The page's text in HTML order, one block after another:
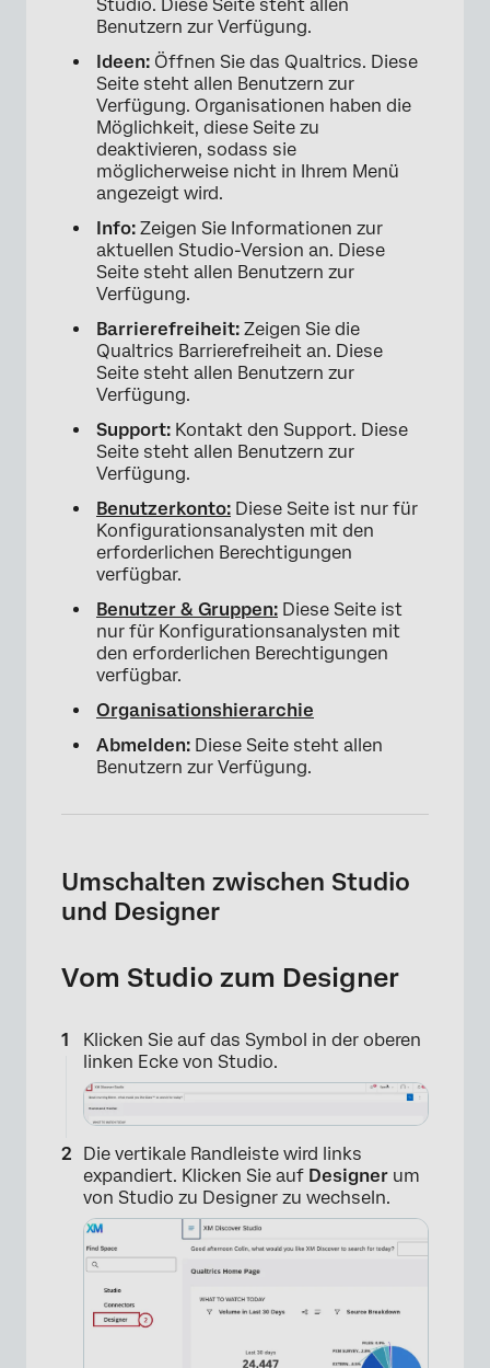
Studio. Diese Seite steht allen
Benutzern zur Verfügung.
Ideen: Öffnen Sie das Qualtrics. Diese
Seite steht allen Benutzern zur
Verfügung. Organisationen haben die
Möglichkeit, diese Seite zu
deaktivieren, sodass sie
möglicherweise nicht in Ihrem Menü
angezeigt wird.
Info: Zeigen Sie Informationen zur
aktuellen Studio-Version an. Diese
Seite steht allen Benutzern zur
Verfügung.
Barrierefreiheit: Zeigen Sie die
Qualtrics Barrierefreiheit an. Diese
Seite steht allen Benutzern zur
Verfügung.
Support: Kontakt den Support. Diese
Seite steht allen Benutzern zur
Verfügung.
Benutzerkonto: Diese Seite ist nur für
Konfigurationsanalysten mit den
erforderlichen Berechtigungen
verfügbar.
Benutzer & Gruppen: Diese Seite ist
nur für Konfigurationsanalysten mit
den erforderlichen Berechtigungen
verfügbar.
Organisationshierarchie
Abmelden: Diese Seite steht allen
Benutzern zur Verfügung.
Umschalten zwischen Studio
und Designer
Vom Studio zum Designer
Klicken Sie auf das Symbol in der oberen
linken Ecke von Studio.
Die vertikale Randleiste wird links
expandiert. Klicken Sie auf Designer um
von Studio zu Designer zu wechseln.